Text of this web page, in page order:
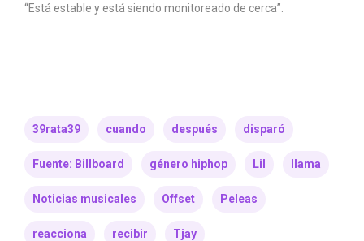
“Está estable y está siendo monitoreado de cerca”.
39rata39 cuando después disparó
Fuente: Billboard género hiphop Lil llama
Noticias musicales Offset Peleas
reacciona recibir Tjay